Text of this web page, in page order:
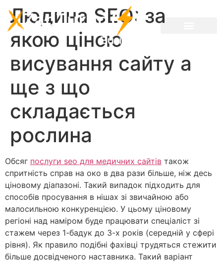
Людина SEO: за
якою ціною
висування сайту а
ще з що
складається
рослина
Обсяг послуги seo для медичних сайтів також
спритність справ на око в два рази більше, ніж десь
ціновому діапазоні. Такий випадок підходить для
способів просування в нішах зі звичайною або
малосильною конкуренцією. У цьому ціновому
регіоні над наміром буде працювати спеціаліст зі
стажем через 1-бадук до 3-х років (середній у сфері
рівня). Як правило подібні фахівці трудяться стежити
більше досвідченого наставника. Такий варіант